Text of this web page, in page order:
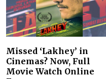
Missed ‘Lakhey’ in
Cinemas? Now, Full
Movie Watch Online